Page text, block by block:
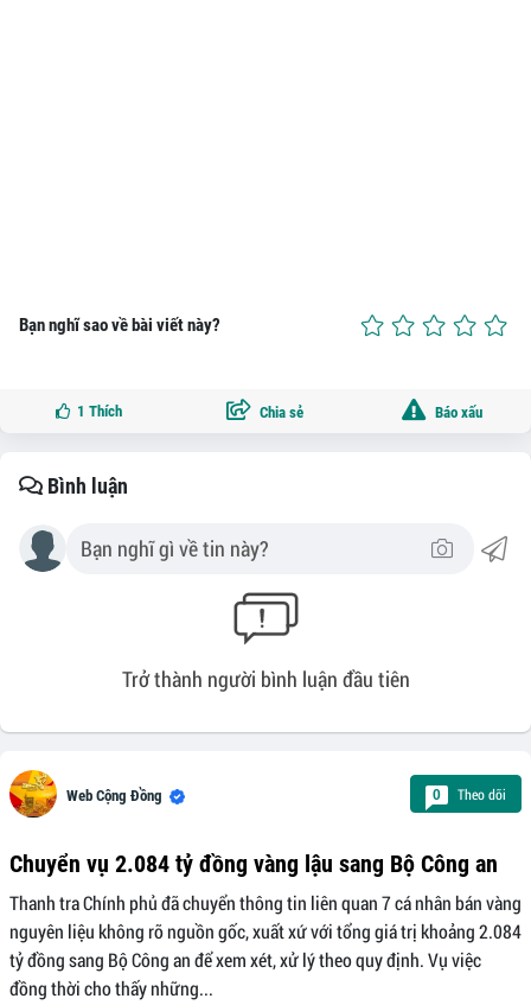
Bạn nghĩ sao về bài viết này?
1 Thích Chia sẻ Báo xấu
Bình luận
Trở thành người bình luận đầu tiên
Web Cộng Đồng 0 Theo dõi
Chuyển vụ 2.084 tỷ đồng vàng lậu sang Bộ Công an
Thanh tra Chính phủ đã chuyển thông tin liên quan 7 cá nhân bán vàng
nguyên liệu không rõ nguồn gốc, xuất xứ với tổng giá trị khoảng 2.084
tỷ đồng sang Bộ Công an để xem xét, xử lý theo quy định. Vụ việc
đồng thời cho thấy những...